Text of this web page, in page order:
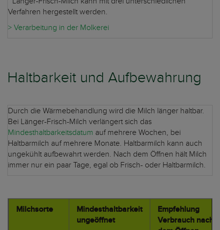
Verfahren hergestellt werden.
> Verarbeitung in der Molkerei
Haltbarkeit und Aufbewahrung
Durch die Wärmebehandlung wird die Milch länger haltbar.
Bei Länger-Frisch-Milch verlängert sich das
Mindesthaltbarkeitsdatum auf mehrere Wochen, bei
Haltbarmilch auf mehrere Monate. Haltbarmilch kann auch
ungekühlt aufbewahrt werden. Nach dem Öffnen hält Milch
immer nur ein paar Tage, egal ob Frisch- oder Haltbarmilch.
Milchsorte
Mindesthaltbarkeit
ungeöffnet
Empfehlung
Verbrauch nach